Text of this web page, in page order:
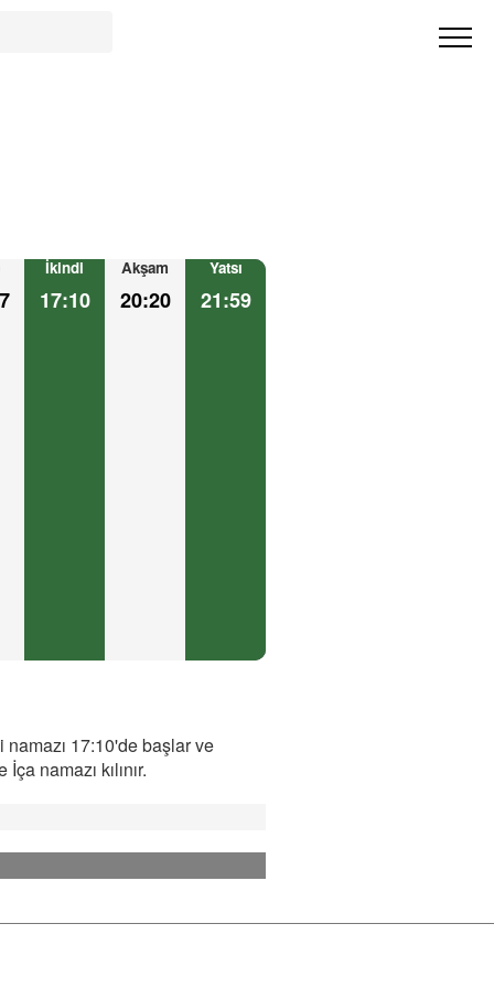
İkindi
17:10
Akşam
20:20
Yatsı
21:59
17:10'de başlar ve
namazı kılınır.